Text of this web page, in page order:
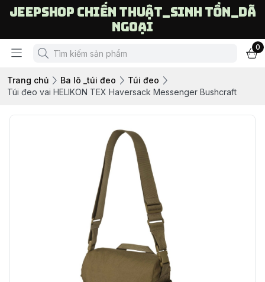
Jeepshop chiến thuật_sinh tồn_dã
ngoại
0
Trang chủ Ba lô _túi đeo
Túi đeo
Túi đeo vai HELIKON TEX Haversack Messenger Bushcraft